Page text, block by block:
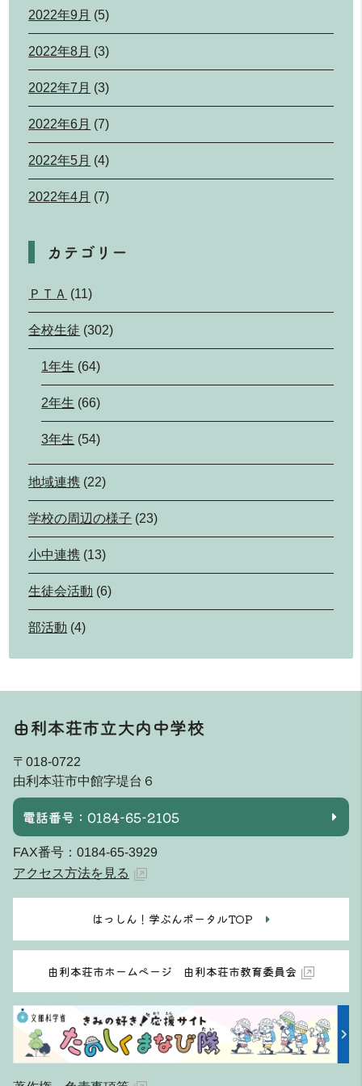
2022年9月 (5)
2022年8月 (3)
2022年7月 (3)
2022年6月 (7)
2022年5月 (4)
2022年4月 (7)
カテゴリー
ＰＴＡ (11)
全校生徒 (302)
1年生 (64)
2年生 (66)
3年生 (54)
地域連携 (22)
学校の周辺の様子 (23)
小中連携 (13)
生徒会活動 (6)
部活動 (4)
由利本荘市立大内中学校
〒018-0722
由利本荘市中館字堤台６
電話番号：0184-65-2105
FAX番号：0184-65-3929
アクセス方法を見る
はっしん！学ぶんポータルTOP
由利本荘市ホームページ 由利本荘市教育委員会